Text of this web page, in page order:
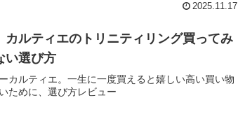
2025.11.17
カルティエのトリニティリング買ってみ
い選び方
カルティエ。一生に一度買えると嬉しい高い買い物
ために、選び方レビュー